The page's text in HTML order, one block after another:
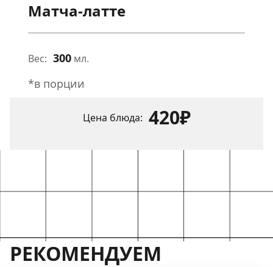
Матча-латте
Вес: 300 мл.
*в порции
Цена блюда: 420₽
РЕКОМЕНДУЕМ